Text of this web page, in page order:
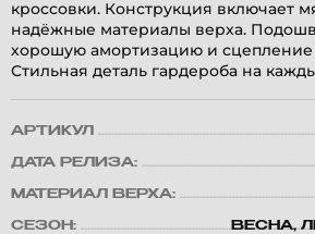
кроссовки. Конструкция включает
надёжные материалы верха.
хорошую амортизацию и сцепление
Стильная деталь гардероба на
АРТИКУЛ
ДАТА РЕЛИЗА:
МАТЕРИАЛ ВЕРХА:
СЕЗОН: ВЕСНА,